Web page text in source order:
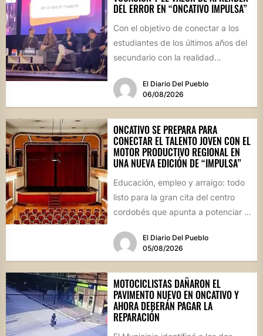
DEL ERROR EN “ONCATIVO IMPULSA”
Con el objetivo de conectar a los
estudiantes de los últimos años del
secundario con la realidad
El Diario Del Pueblo
06/08/2026
ONCATIVO SE PREPARA PARA
CONECTAR EL TALENTO JOVEN CON EL
MOTOR PRODUCTIVO REGIONAL EN
UNA NUEVA EDICIÓN DE “IMPULSA”
Educación, empleo y arraigo: todo
listo para la gran cita del centro
cordobés que apunta a potenciar el
El Diario Del Pueblo
05/08/2026
MOTOCICLISTAS DAÑARON EL
PAVIMENTO NUEVO EN ONCATIVO Y
AHORA DEBERÁN PAGAR LA
REPARACIÓN